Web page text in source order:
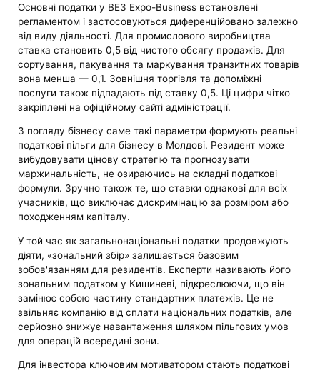
Основні податки у ВЕЗ Expo-Business встановлені
регламентом і застосовуються диференційовано залежно
від виду діяльності. Для промислового виробництва
ставка становить 0,5 від чистого обсягу продажів. Для
сортування, пакування та маркування транзитних товарів
вона менша — 0,1. Зовнішня торгівля та допоміжні
послуги також підпадають під ставку 0,5. Ці цифри чітко
закріплені на офіційному сайті адміністрації.
З погляду бізнесу саме такі параметри формують реальні
податкові пільги для бізнесу в Молдові. Резидент може
вибудовувати цінову стратегію та прогнозувати
маржинальність, не озираючись на складні податкові
формули. Зручно також те, що ставки однакові для всіх
учасників, що виключає дискримінацію за розміром або
походженням капіталу.
У той час як загальнонаціональні податки продовжують
діяти, «зональний збір» залишається базовим
зобов'язанням для резидентів. Експерти називають його
зональним податком у Кишиневі, підкреслюючи, що він
замінює собою частину стандартних платежів. Це не
звільняє компанію від сплати національних податків, але
серйозно знижує навантаження шляхом пільгових умов
для операцій всередині зони.
Для інвестора ключовим мотиватором стають податкові